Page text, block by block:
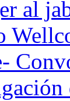
al